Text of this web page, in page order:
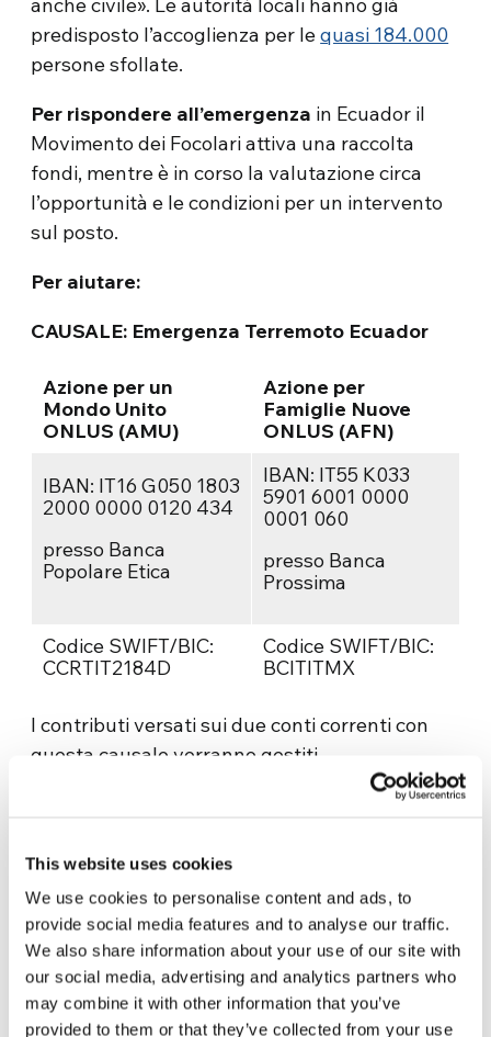
This website uses cookies
We use cookies to personalise content and ads, to
provide social media features and to analyse our traffic.
We also share information about your use of our site with
our social media, advertising and analytics partners who
may combine it with other information that you’ve
provided to them or that they’ve collected from your use
predisposto l’accoglienza per lequasi 184.000
persone sfollate.
Per rispondere all’emergenza in Ecuador il
Movimento dei Focolari attiva una raccolta
fondi, mentre è in corso la valutazione circa
l’opportunità e le condizioni per un intervento
sul posto.
Per aiutare:
CAUSALE: Emergenza Terremoto Ecuador
Azione per un
Mondo Unito
ONLUS (AMU)
Azione per
Famiglie Nuove
ONLUS (AFN)
IBAN: IT16 G050 1803
2000 0000 0120 434
presso Banca
Popolare Etica
IBAN: IT55 K033
5901 6001 0000
0001 060
presso Banca
Prossima
Codice SWIFT/BIC:
CCRTIT2184D
Codice SWIFT/BIC:
BCITITMX
I contributi versati sui due conti correnti con
questa causale verranno gestiti
Paesi del mondo, secondo le diverse normative
locali.
I contribuenti italiani potranno ottenere
deduzioni e detrazioni dal reddito, secondo la
normativa prevista per le Onlus, fino al 10% del
reddito e con il limite di € 70.000,00 annuali, ad